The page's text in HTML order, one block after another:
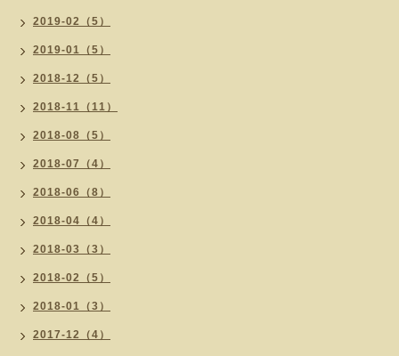
2019-02（5）
2019-01（5）
2018-12（5）
2018-11（11）
2018-08（5）
2018-07（4）
2018-06（8）
2018-04（4）
2018-03（3）
2018-02（5）
2018-01（3）
2017-12（4）